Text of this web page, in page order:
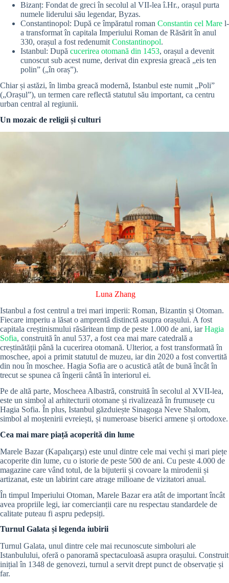
Bizanț: Fondat de greci în secolul al VII-lea î.Hr., orașul purta
numele liderului său legendar, Byzas.
Constantinopol: După ce împăratul roman Constantin cel Mare l-
a transformat în capitala Imperiului Roman de Răsărit în anul
330, orașul a fost redenumit Constantinopol.
Istanbul: După cucerirea otomană din 1453, orașul a devenit
cunoscut sub acest nume, derivat din expresia greacă „eis ten
polin” („în oraș”).
Chiar și astăzi, în limba greacă modernă, Istanbul este numit „Poli”
(„Orașul”), un termen care reflectă statutul său important, ca centru
urban central al regiunii.
Un mozaic de religii și culturi
Luna Zhang
Istanbul a fost centrul a trei mari imperii: Roman, Bizantin și Otoman.
Fiecare imperiu a lăsat o amprentă distinctă asupra orașului. A fost
capitala creștinismului răsăritean timp de peste 1.000 de ani, iarHagia
Sofia, construită în anul 537, a fost cea mai mare catedrală a
creștinătății până la cucerirea otomană. Ulterior, a fost transformată în
moschee, apoi a primit statutul de muzeu, iar din 2020 a fost convertită
din nou în moschee. Hagia Sofia are o acustică atât de bună încât în
trecut se spunea că îngerii cântă în interiorul ei.
Pe de altă parte, Moscheea Albastră, construită în secolul al XVII-lea,
este un simbol al arhitecturii otomane și rivalizează în frumusețe cu
Hagia Sofia. În plus, Istanbul găzduiește Sinagoga Neve Shalom,
simbol al moștenirii evreiești, și numeroase biserici armene și ortodoxe.
Cea mai mare piață acoperită din lume
Marele Bazar (Kapalıçarşı) este unul dintre cele mai vechi și mari piețe
acoperite din lume, cu o istorie de peste 500 de ani. Cu peste 4.000 de
magazine care vând totul, de la bijuterii și covoare la mirodenii și
artizanat, este un labirint care atrage milioane de vizitatori anual.
În timpul Imperiului Otoman, Marele Bazar era atât de important încât
avea propriile legi, iar comercianții care nu respectau standardele de
calitate puteau fi aspru pedepsiți.
Turnul Galata și legenda iubirii
Turnul Galata, unul dintre cele mai recunoscute simboluri ale
Istanbulului, oferă o panoramă spectaculoasă asupra orașului. Construit
inițial în 1348 de genovezi, turnul a servit drept punct de observație și
far.